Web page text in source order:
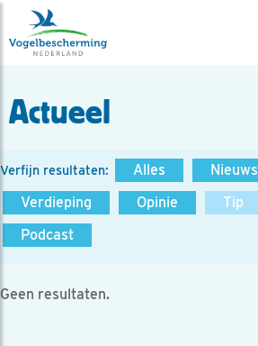
Actueel
Verfijn resultaten: Alles Nieuws
Verdieping
Opinie Tip
Podcast
Geen resultaten.